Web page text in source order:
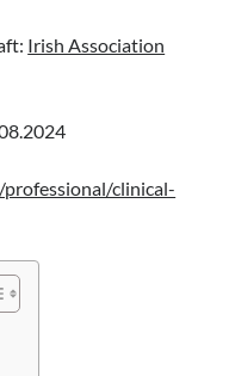
Irish Association
clinical-